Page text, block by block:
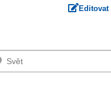
Editovat